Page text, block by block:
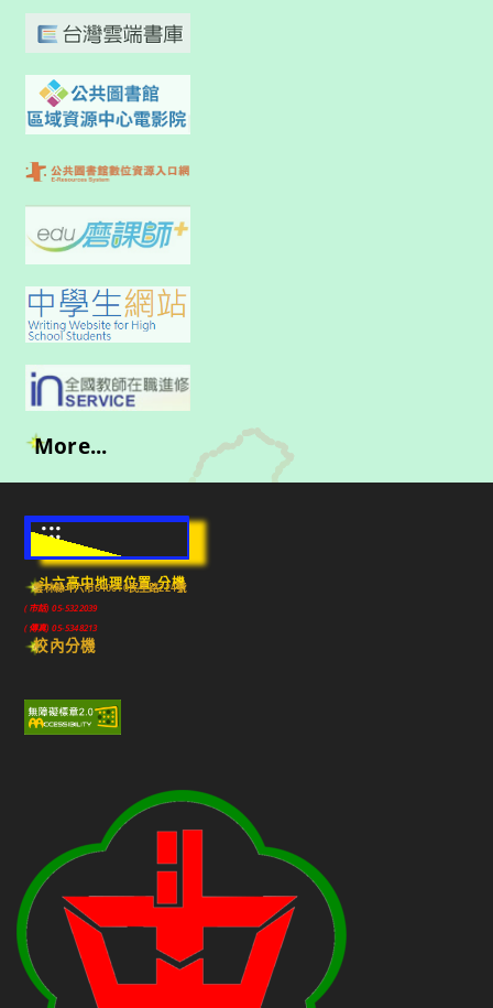
More...
:::
斗六高中地理位置-分機
雲林縣斗六市640010民生路224號
(市話) 05-5322039
(傳真) 05-5348213
校內分機